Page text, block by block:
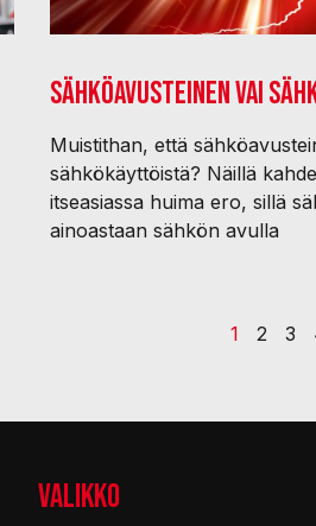
Sähköavusteinen vai
Muistithan, että
sähkökäyttöistä? Näillä
itseasiassa huima ero, sillä
ainoastaan sähkön avulla
1 2 3
VALIKKO